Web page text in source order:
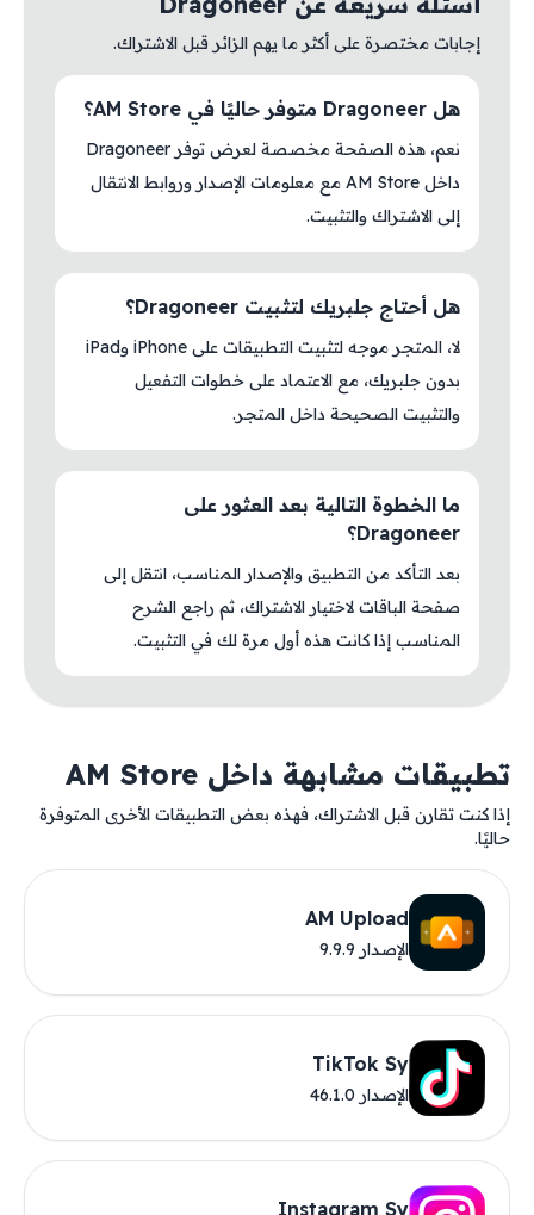
إجابات مختصرة على أكثر ما يهم الزائر قبل الاشتراك.
هل Dragoneer متوفر حاليًا في AM Store؟
نعم، هذه الصفحة مخصصة لعرض توفر Dragoneer
داخل AM Store مع معلومات الإصدار وروابط الانتقال
إلى الاشتراك والتثبيت.
هل أحتاج جلبريك لتثبيت Dragoneer؟
لا، المتجر موجه لتثبيت التطبيقات على iPhone وiPad
بدون جلبريك، مع الاعتماد على خطوات التفعيل
والتثبيت الصحيحة داخل المتجر.
ما الخطوة التالية بعد العثور على
Dragoneer؟
بعد التأكد من التطبيق والإصدار المناسب، انتقل إلى
صفحة الباقات لاختيار الاشتراك، ثم راجع الشرح
المناسب إذا كانت هذه أول مرة لك في التثبيت.
تطبيقات مشابهة داخل AM Store
إذا كنت تقارن قبل الاشتراك، فهذه بعض التطبيقات الأخرى المتوفرة
حاليًا.
AM Upload
الإصدار 9.9.9
TikTok Sy
الإصدار 46.1.0
Instagram Sy